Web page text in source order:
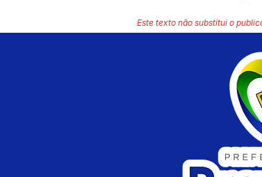
Este texto não substitui o